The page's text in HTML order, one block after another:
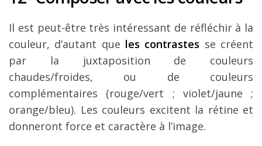
Il est peut-être très intéressant de réfléchir à la
couleur, d’autant que les contrastes se créent
par la juxtaposition de couleurs
chaudes/froides, ou de couleurs
complémentaires (rouge/vert ; violet/jaune ;
orange/bleu). Les couleurs excitent la rétine et
donneront force et caractère à l’image.